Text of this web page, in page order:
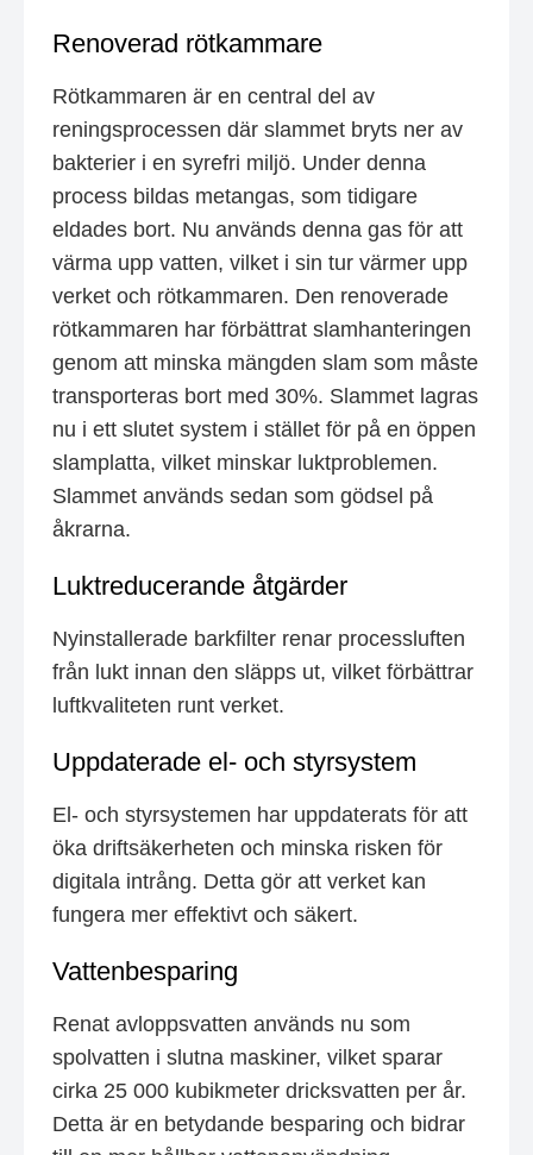
Renoverad rötkammare
Rötkammaren är en central del av
reningsprocessen där slammet bryts ner av
bakterier i en syrefri miljö. Under denna
process bildas metangas, som tidigare
eldades bort. Nu används denna gas för att
värma upp vatten, vilket i sin tur värmer upp
verket och rötkammaren. Den renoverade
rötkammaren har förbättrat slamhanteringen
genom att minska mängden slam som måste
transporteras bort med 30%. Slammet lagras
nu i ett slutet system i stället för på en öppen
slamplatta, vilket minskar luktproblemen.
Slammet används sedan som gödsel på
åkrarna.
Luktreducerande åtgärder
Nyinstallerade barkfilter renar processluften
från lukt innan den släpps ut, vilket förbättrar
luftkvaliteten runt verket.
Uppdaterade el- och styrsystem
El- och styrsystemen har uppdaterats för att
öka driftsäkerheten och minska risken för
digitala intrång. Detta gör att verket kan
fungera mer effektivt och säkert.
Vattenbesparing
Renat avloppsvatten används nu som
spolvatten i slutna maskiner, vilket sparar
cirka 25 000 kubikmeter dricksvatten per år.
Detta är en betydande besparing och bidrar